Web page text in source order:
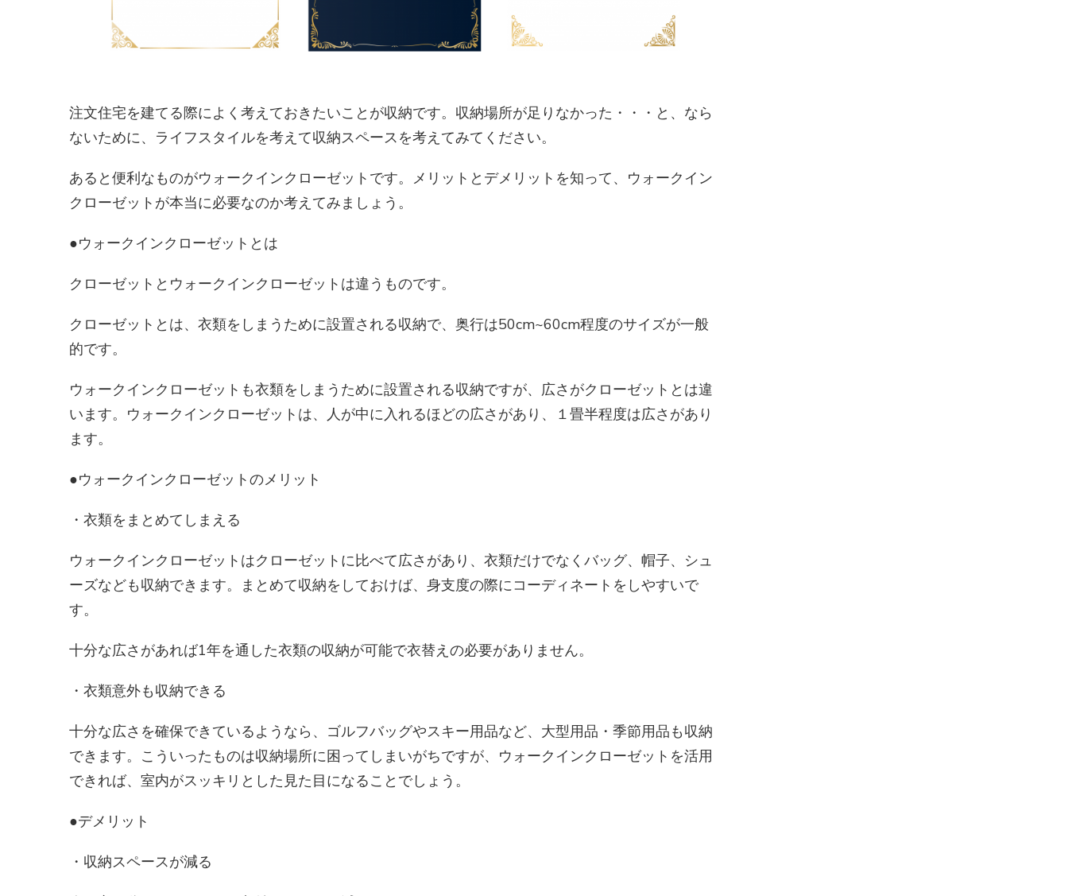
注文住宅を建てる際によく考えておきたいことが収納です。収納場所が足りなかった・・・と、なら
ないために、ライフスタイルを考えて収納スペースを考えてみてください。
あると便利なものがウォークインクローゼットです。メリットとデメリットを知って、ウォークイン
クローゼットが本当に必要なのか考えてみましょう。
●ウォークインクローゼットとは
クローゼットとウォークインクローゼットは違うものです。
クローゼットとは、衣類をしまうために設置される収納で、奥行は50cm~60cm程度のサイズが一般
的です。
ウォークインクローゼットも衣類をしまうために設置される収納ですが、広さがクローゼットとは違
います。ウォークインクローゼットは、人が中に入れるほどの広さがあり、１畳半程度は広さがあり
ます。
●ウォークインクローゼットのメリット
・衣類をまとめてしまえる
ウォークインクローゼットはクローゼットに比べて広さがあり、衣類だけでなくバッグ、帽子、シュ
ーズなども収納できます。まとめて収納をしておけば、身支度の際にコーディネートをしやすいで
す。
十分な広さがあれば1年を通した衣類の収納が可能で衣替えの必要がありません。
・衣類意外も収納できる
十分な広さを確保できているようなら、ゴルフバッグやスキー用品など、大型用品・季節用品も収納
できます。こういったものは収納場所に困ってしまいがちですが、ウォークインクローゼットを活用
できれば、室内がスッキリとした見た目になることでしょう。
●デメリット
・収納スペースが減る